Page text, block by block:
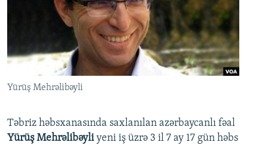
Yürüş Mehrəlibəyli
Təbriz həbsxanasında saxlanılan azərbaycanlı fəal
Yürüş Mehrəlibəyliyeni iş üzrə 3 il 7 ay 17 gün həbs